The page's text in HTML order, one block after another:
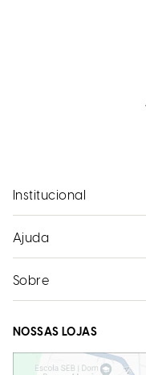
Institucional
Ajuda
Sobre
NOSSAS LOJAS